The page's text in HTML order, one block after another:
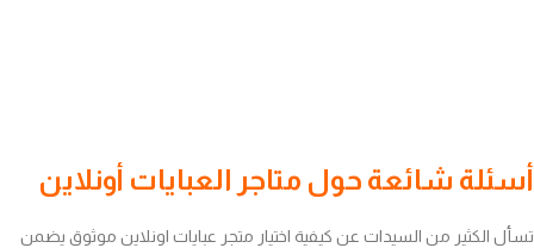
أسئلة شائعة حول متاجر العبايات أونلاين
تسأل الكثير من السيدات عن كيفية اختيار متجر عبايات اونلاين موثوق يضمن